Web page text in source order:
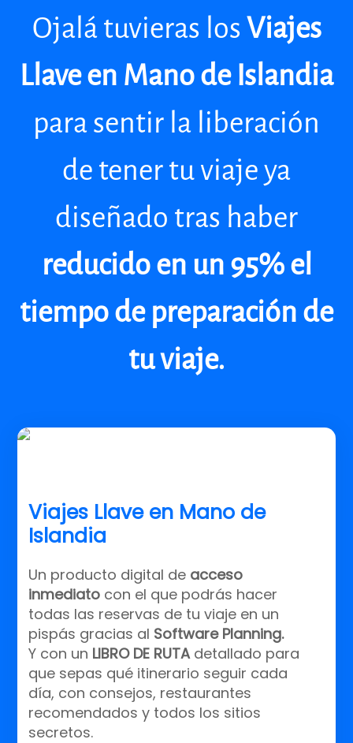
Ojalá tuvieras los Viajes
Llave en Mano de Islandia
para sentir la liberación
de tener tu viaje ya
diseñado tras haber
reducido en un 95% el
tiempo de preparación de
tu viaje.
Viajes Llave en Mano de
Islandia
Un producto digital de acceso
inmediato con el que podrás hacer
todas las reservas de tu viaje en un
pispás gracias al Software Planning.
Y con un LIBRO DE RUTAdetallado para
que sepas qué itinerario seguir cada
día, con consejos, restaurantes
recomendados y todos los sitios
secretos.